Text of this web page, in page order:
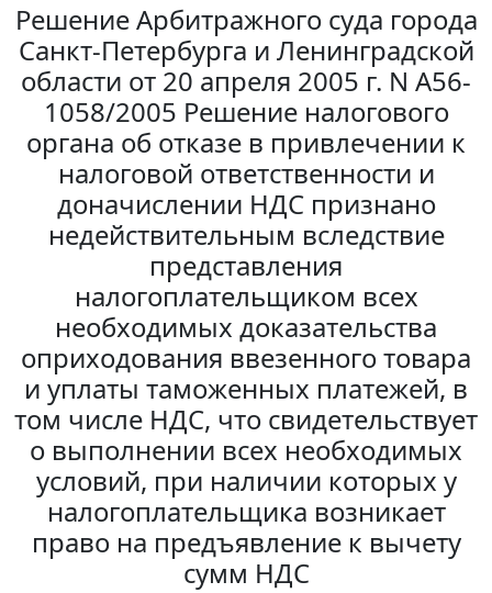
Решение Арбитражного суда города
Санкт-Петербурга и Ленинградской
области от 20 апреля 2005 г. N А56-
1058/2005 Решение налогового
органа об отказе в привлечении к
налоговой ответственности и
доначислении НДС признано
недействительным вследствие
представления
налогоплательщиком всех
необходимых доказательства
оприходования ввезенного товара
и уплаты таможенных платежей, в
том числе НДС, что свидетельствует
о выполнении всех необходимых
условий, при наличии которых у
налогоплательщика возникает
право на предъявление к вычету
сумм НДС